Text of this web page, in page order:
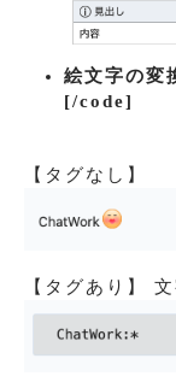
絵文字の変
[/code]
【タグなし】
【タグあり】